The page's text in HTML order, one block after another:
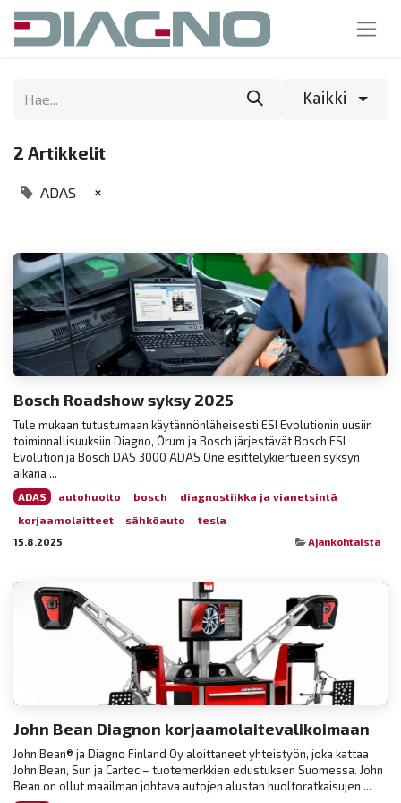
Kaikki
2 Artikkelit
ADAS ×
Bosch Roadshow syksy 2025
Tule mukaan tutustumaan käytännönläheisesti ESI Evolutionin uusiin
toiminnallisuuksiin Diagno, Örum ja Bosch järjestävät Bosch ESI
Evolution ja Bosch DAS 3000 ADAS One esittelykiertueen syksyn
aikana ...
ADAS autohuolto bosch
diagnostiikka ja vianetsintä
korjaamolaitteet
sähköauto tesla
15.8.2025 Ajankohtaista
John Bean Diagnon korjaamolaitevalikoimaan
John Bean® ja Diagno Finland Oy aloittaneet yhteistyön, joka kattaa
John Bean, Sun ja Cartec – tuotemerkkien edustuksen Suomessa. John
Bean on ollut maailman johtava autojen alustan huoltoratkaisujen ...